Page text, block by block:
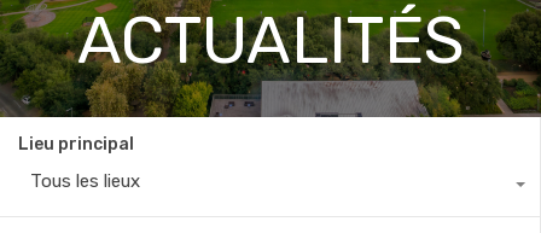
ACTUALITÉS
Lieu principal
Tous les lieux